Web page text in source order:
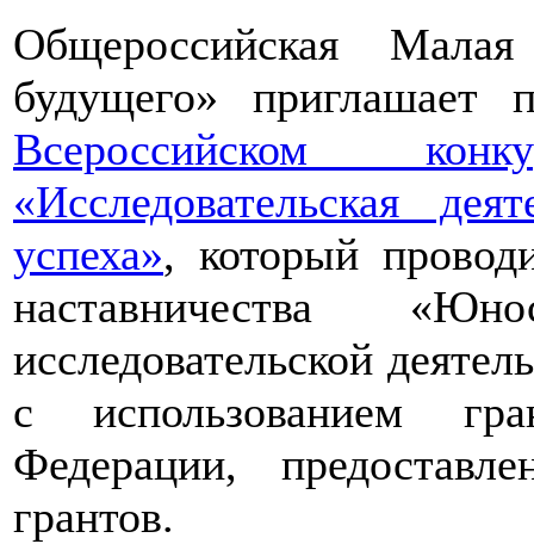
Общероссийская
будущего» приглашает
Всероссийском
«Исследовательская
успеха», который
наставничества
исследовательской
с использованием
Федерации,
грантов.